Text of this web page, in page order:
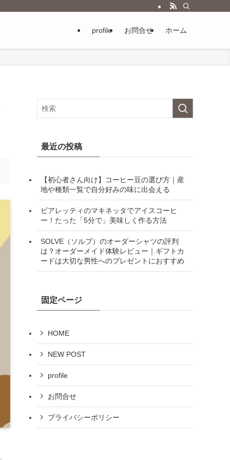
profile お問合せ ホーム
最近の投稿
【初心者さん向け】コーヒー豆の選び方｜産
地や種類一覧で自分好みの味に出会える
ビアレッティのマキネッタでアイスコーヒ
ー！たった「5分で」美味しく作る方法
SOLVE（ソルブ）のオーダーシャツの評判
は？オーダーメイド体験レビュー｜ギフトカ
ードは大切な男性へのプレゼントにおすすめ
固定ページ
HOME
NEW POST
profile
お問合せ
プライバシーポリシー